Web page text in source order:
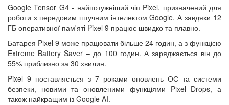
Google Tensor G4 - найпотужніший чіп Pixel, призначений для
роботи з передовим штучним інтелектом Google. А завдяки 12
ГБ оперативної пам'яті Pixel 9 працює швидко та плавно.
Батарея Pixel 9 може працювати більше 24 годин, а з функцією
Extreme Battery Saver – до 100 годин. А заряджається він до
55% приблизно за 30 хвилин.
Pixel 9 поставляється з 7 роками оновлень ОС та системи
безпеки, новими та оновленими функціями Pixel Drops, а
також найкращим із Google AI.